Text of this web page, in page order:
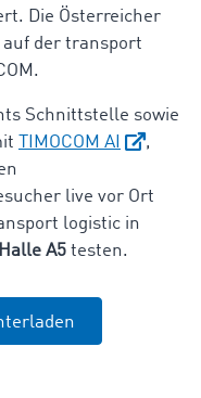
Die Österreicher
auf der transport
Schnittstelle sowie
TIMOCOM AI
,
live vor Ort
logistic in
Halle A5 testen.